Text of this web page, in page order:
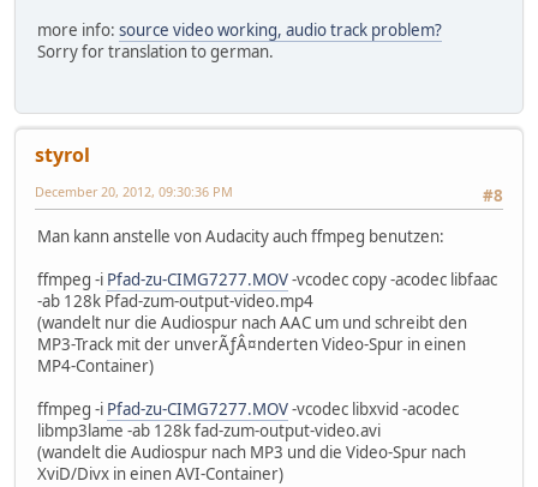
more info: source video working, audio track problem?
Sorry for translation to german.
styrol
#8
December 20, 2012, 09:30:36 PM
Man kann anstelle von Audacity auch ffmpeg benutzen:
ffmpeg -i Pfad-zu-CIMG7277.MOV-vcodec copy -acodec libfaac
-ab 128k Pfad-zum-output-video.mp4
(wandelt nur die Audiospur nach AAC um und schreibt den
MP3-Track mit der unverÃƒÂ¤nderten Video-Spur in einen
MP4-Container)
ffmpeg -i Pfad-zu-CIMG7277.MOV-vcodec libxvid -acodec
libmp3lame -ab 128k fad-zum-output-video.avi
(wandelt die Audiospur nach MP3 und die Video-Spur nach
XviD/Divx in einen AVI-Container)